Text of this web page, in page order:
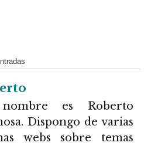
es Roberto
Dispongo de varias
webs sobre temas